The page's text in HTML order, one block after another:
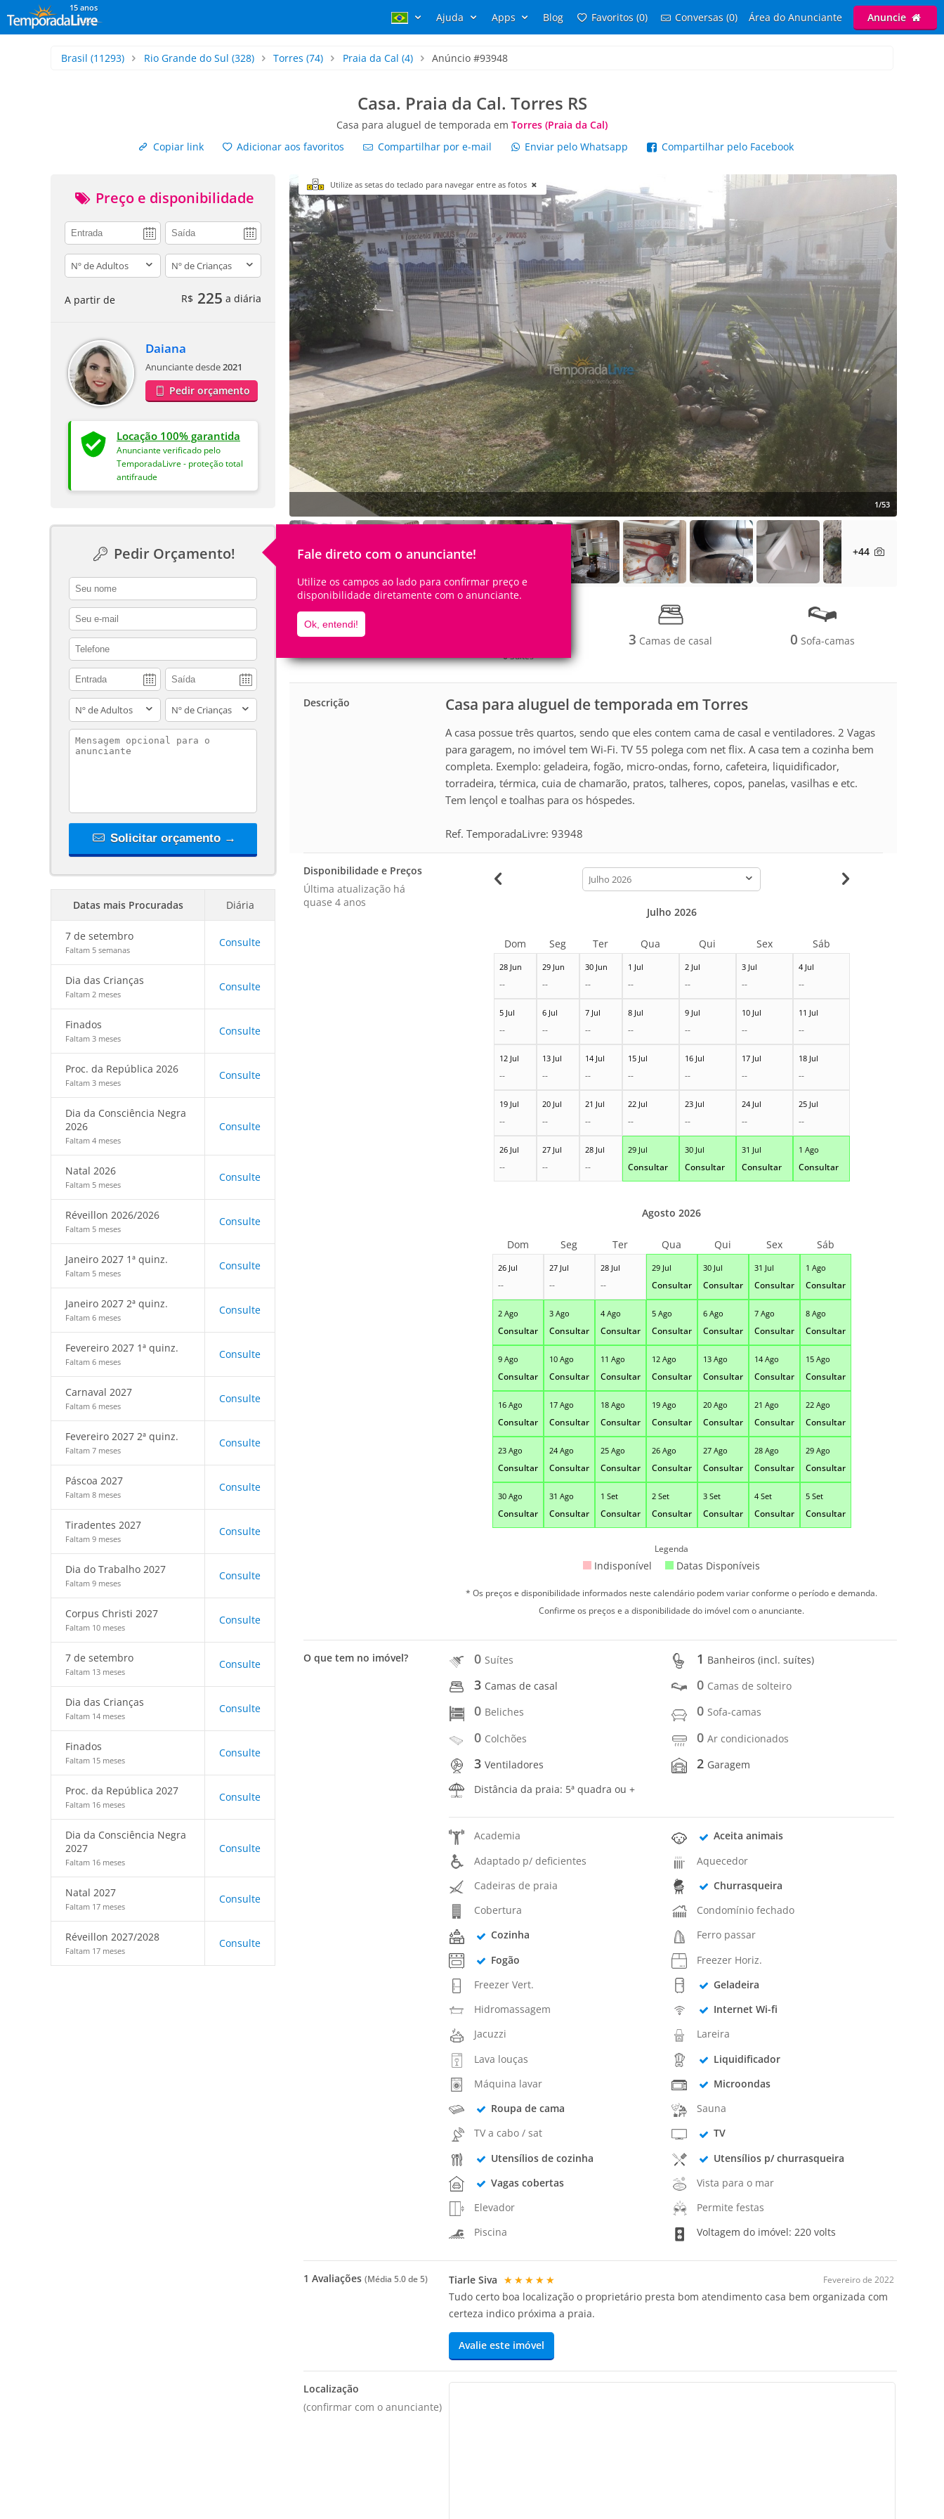
15 anos
Ajuda Apps Blog Favoritos (0) Conversas (0) Área do Anunciante Anuncie
Brasil (11293) Rio Grande do Sul (328) Torres (74) Praia da Cal (4) Anúncio #93948
Casa. Praia da Cal. Torres RS
Casa para aluguel de temporada em Torres (Praia da Cal)
Copiar link
Adicionar aos favoritos Compartilhar por e-mail Enviar pelo Whatsapp Compartilhar pelo Facebook
Preço e disponibilidade
adults children
A partir de R$ 225 a diária
Daiana
Anunciante desde2021
Pedir orçamento
Locação 100% garantida
Anunciante verificado pelo
TemporadaLivre - proteção total
antifraude
Pedir Orçamento! Fale direto com o anunciante!
Utilize os campos ao lado para confirmar preço e
disponibilidade diretamente com o anunciante.
Ok, entendi!
contact_name
contact_email
contact_phone
adults children
contact_message
Solicitar orçamento →
Datas mais Procuradas Diária
7 de setembro
Faltam 5 semanas
Consulte
Dia das Crianças
Faltam 2 meses
Consulte
Finados
Faltam 3 meses
Consulte
Proc. da República 2026
Faltam 3 meses
Consulte
Dia da Consciência Negra
2026
Faltam 4 meses
Consulte
Natal 2026
Faltam 5 meses
Consulte
Réveillon 2026/2026
Faltam 5 meses
Consulte
Janeiro 2027 1ª quinz.
Faltam 5 meses
Consulte
Janeiro 2027 2ª quinz.
Faltam 6 meses
Consulte
Fevereiro 2027 1ª quinz.
Faltam 6 meses
Consulte
Carnaval 2027
Faltam 6 meses
Consulte
Fevereiro 2027 2ª quinz.
Faltam 7 meses
Consulte
Páscoa 2027
Faltam 8 meses
Consulte
Tiradentes 2027
Faltam 9 meses
Consulte
Dia do Trabalho 2027
Faltam 9 meses
Consulte
Corpus Christi 2027
Faltam 10 meses
Consulte
7 de setembro
Faltam 13 meses
Consulte
Dia das Crianças
Faltam 14 meses
Consulte
Finados
Faltam 15 meses
Consulte
Proc. da República 2027
Faltam 16 meses
Consulte
Dia da Consciência Negra
2027
Faltam 16 meses
Consulte
Natal 2027
Faltam 17 meses
Consulte
Réveillon 2027/2028
Faltam 17 meses
Consulte
Utilize as setas do teclado para navegar entre as fotos
1/53
+44
6Pessoas
0Suítes
3 Camas de casal 0 Sofa-camas
Casa para aluguel de temporada em Torres
Descrição
A casa possue três quartos, sendo que eles contem cama de casal e ventiladores. 2 Vagas
para garagem, no imóvel tem Wi-Fi. TV 55 polega com net flix. A casa tem a cozinha bem
completa. Exemplo: geladeira, fogão, micro-ondas, forno, cafeteira, liquidificador,
torradeira, térmica, cuia de chamarão, pratos, talheres, copos, panelas, vasilhas e etc.
Tem lençol e toalhas para os hóspedes.
Ref. TemporadaLivre: 93948
Disponibilidade e Preços
Última atualização há
quase 4 anos
calendar-
month
28 Jun
--
29 Jun
--
30 Jun
--
1 Jul
--
2 Jul
--
3 Jul
--
4 Jul
--
5 Jul
--
6 Jul
--
7 Jul
--
8 Jul
--
9 Jul
--
10 Jul
--
11 Jul
--
12 Jul
--
13 Jul
--
14 Jul
--
15 Jul
--
16 Jul
--
17 Jul
--
18 Jul
--
19 Jul
--
20 Jul
--
21 Jul
--
22 Jul
--
23 Jul
--
24 Jul
--
25 Jul
--
26 Jul
--
27 Jul
--
28 Jul
--
29 Jul
Consultar
30 Jul
Consultar
31 Jul
Consultar
1 Ago
Consultar
Julho 2026
Dom Seg Ter Qua Qui Sex Sáb
26 Jul
--
27 Jul
--
28 Jul
--
29 Jul
Consultar
30 Jul
Consultar
31 Jul
Consultar
1 Ago
Consultar
2 Ago
Consultar
3 Ago
Consultar
4 Ago
Consultar
5 Ago
Consultar
6 Ago
Consultar
7 Ago
Consultar
8 Ago
Consultar
9 Ago
Consultar
10 Ago
Consultar
11 Ago
Consultar
12 Ago
Consultar
13 Ago
Consultar
14 Ago
Consultar
15 Ago
Consultar
16 Ago
Consultar
17 Ago
Consultar
18 Ago
Consultar
19 Ago
Consultar
20 Ago
Consultar
21 Ago
Consultar
22 Ago
Consultar
23 Ago
Consultar
24 Ago
Consultar
25 Ago
Consultar
26 Ago
Consultar
27 Ago
Consultar
28 Ago
Consultar
29 Ago
Consultar
30 Ago
Consultar
31 Ago
Consultar
1 Set
Consultar
2 Set
Consultar
3 Set
Consultar
4 Set
Consultar
5 Set
Consultar
Agosto 2026
Dom Seg Ter Qua Qui Sex Sáb
Legenda
Indisponível Datas Disponíveis
* Os preços e disponibilidade informados neste calendário podem variar conforme o período e demanda.
Confirme os preços e a disponibilidade do imóvel com o anunciante.
O que tem no imóvel? 0 Suítes 1 Banheiros (incl. suítes)
3 Camas de casal 0 Camas de solteiro
0 Beliches 0 Sofa-camas
0 Colchões 0Ar condicionados
3Ventiladores 2 Garagem
Distância da praia: 5ª quadra ou +
Academia
Aceita animais
Adaptado p/ deficientes
Aquecedor
Cadeiras de praia
Churrasqueira
Cobertura
Condomínio fechado
Cozinha
Ferro passar
Fogão
Freezer Horiz.
Freezer Vert.
Geladeira
Hidromassagem
Internet Wi-fi
Jacuzzi
Lareira
Lava louças
Liquidificador
Máquina lavar
Microondas
Roupa de cama
Sauna
TV a cabo / sat
TV
Utensílios de cozinha
Utensílios p/ churrasqueira
Vagas cobertas
Vista para o mar
Elevador
Permite festas
Piscina
Voltagem do imóvel: 220 volts
1 Avaliações (Média 5.0 de 5) Fevereiro de 2022
Tiarle Siva ★★★★★
Tudo certo boa localização o proprietário presta bom atendimento casa bem organizada com
certeza indico próxima a praia.
Avalie este imóvel
Localização
(confirmar com o anunciante)